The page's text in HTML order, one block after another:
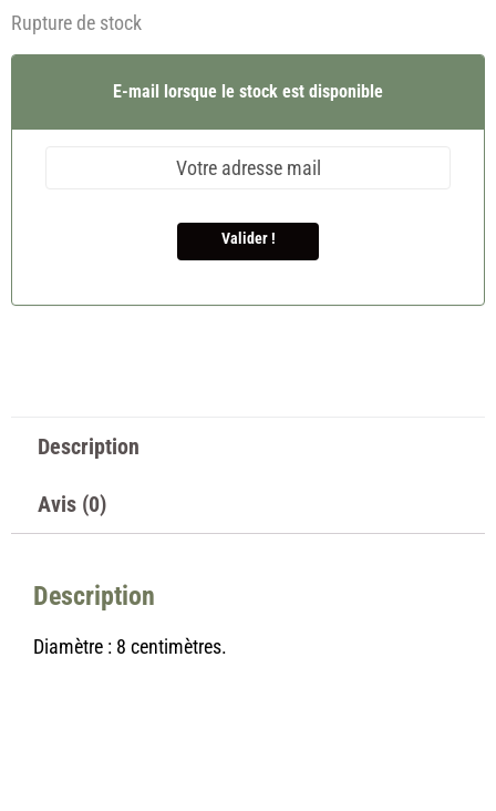
Rupture de stock
E-mail lorsque le stock est disponible
Valider !
Description
Avis (0)
Description
Diamètre : 8 centimètres.